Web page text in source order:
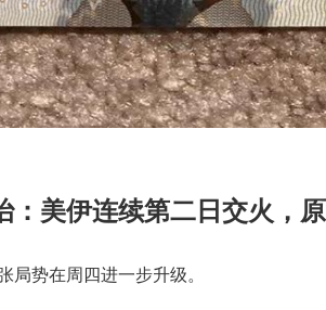
：美伊连续第二日交火，
局势在周四进一步升级。